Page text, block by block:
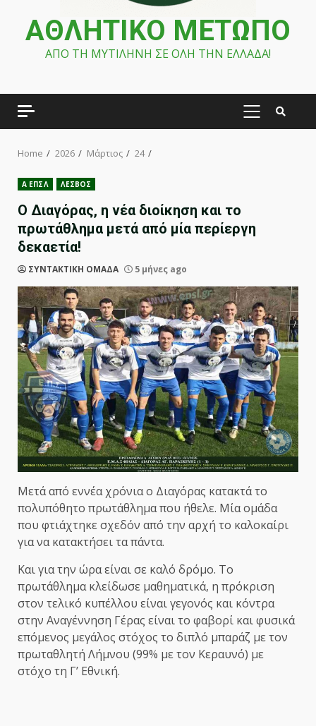
ΑΘΛΗΤΙΚΟ ΜΕΤΩΠΟ
ΑΠΟ ΤΗ ΜΥΤΙΛΗΝΗ ΣΕ ΟΛΗ ΤΗΝ ΕΛΛΑΔΑ!
PRIMARY
Home 2026 Μάρτιος 24
Α ΕΠΣΛ ΛΕΣΒΟΣ
Ο Διαγόρας, η νέα διοίκηση και το
πρωτάθλημα μετά από μία περίεργη
δεκαετία!
ΣΥΝΤΑΚΤΙΚΗ ΟΜΑΔΑ 5 μήνες ago
Μετά από εννέα χρόνια ο Διαγόρας κατακτά το
πολυπόθητο πρωτάθλημα που ήθελε. Μία ομάδα
που φτιάχτηκε σχεδόν από την αρχή το καλοκαίρι
για να κατακτήσει τα πάντα.
Και για την ώρα είναι σε καλό δρόμο. Το
πρωτάθλημα κλείδωσε μαθηματικά, η πρόκριση
στον τελικό κυπέλλου είναι γεγονός και κόντρα
στην Αναγέννηση Γέρας είναι το φαβορί και φυσικά
επόμενος μεγάλος στόχος το διπλό μπαράζ με τον
πρωταθλητή Λήμνου (99% με τον Κεραυνό) με
στόχο τη Γ’ Εθνική.